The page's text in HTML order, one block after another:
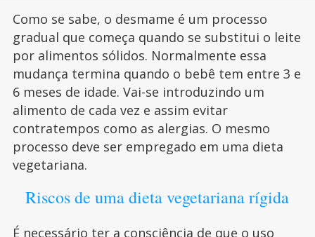
Como se sabe, o desmame é um processo
gradual que começa quando se substitui o leite
por alimentos sólidos. Normalmente essa
mudança termina quando o bebê tem entre 3 e
6 meses de idade. Vai-se introduzindo um
alimento de cada vez e assim evitar
contratempos como as alergias. O mesmo
processo deve ser empregado em uma dieta
vegetariana.
Riscos de uma dieta vegetariana rígida
É necessário ter a consciência de que o uso